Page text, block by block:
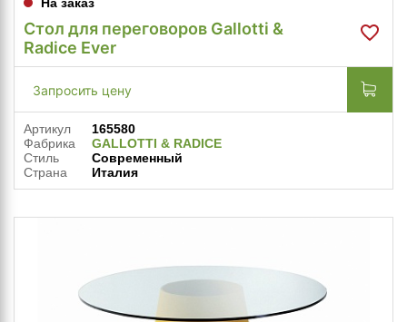
Стол для переговоров Gallotti &
Radice Ever
Запросить цену
Артикул
165580
Фабрика
GALLOTTI & RADICE
Стиль
Современный
Страна
Италия